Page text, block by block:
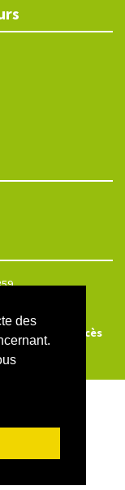
des
Lodel
Accès